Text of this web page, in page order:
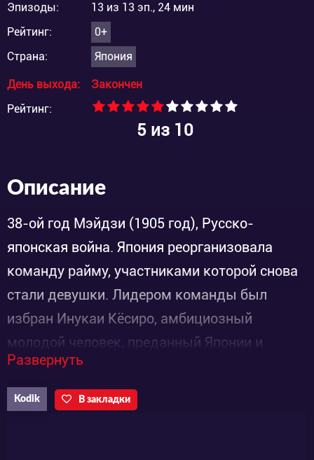
Эпизоды:
13 из 13 эп., 24 мин
Рейтинг:
0+
Страна:
Япония
День выхода:
Закончен
Рейтинг:
5из 10
Описание
38-ой год Мэйдзи (1905 год), Русско-
японская война. Япония реорганизовала
команду райму, участниками которой снова
стали девушки. Лидером команды был
избран Инукаи Кёсиро, амбициозный
молодой человек, преданный Японии и
готовый сражаться за неё. Встретив пятерых
девочек, он положил начало
новой главе райму.
Развернуть
Kodik В закладки